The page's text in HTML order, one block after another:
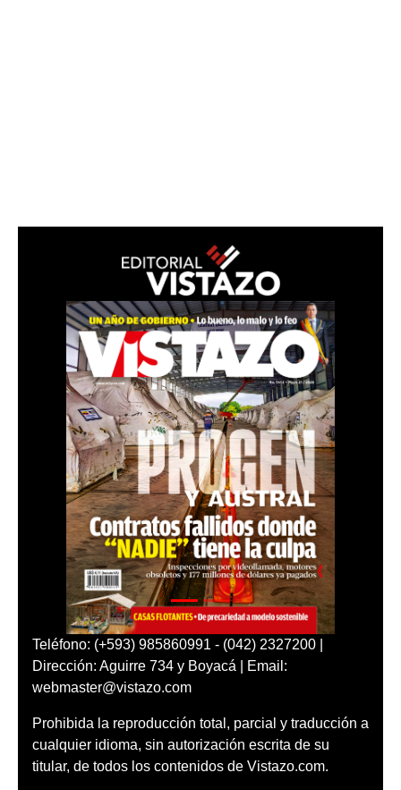
Teléfono: (+593) 985860991 - (042) 2327200 |
Dirección: Aguirre 734 y Boyacá | Email:
webmaster@vistazo.com
Prohibida la reproducción total, parcial y traducción a
cualquier idioma, sin autorización escrita de su
titular, de todos los contenidos de Vistazo.com.